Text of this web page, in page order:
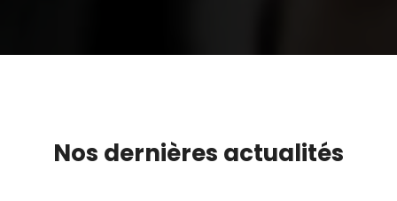
Nos dernières actualités